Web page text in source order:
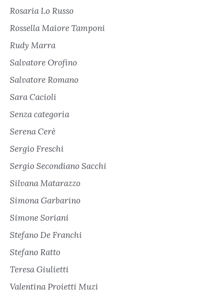
Rosaria Lo Russo
Rossella Maiore Tamponi
Rudy Marra
Salvatore Orofino
Salvatore Romano
Sara Cacioli
Senza categoria
Serena Cerè
Sergio Freschi
Sergio Secondiano Sacchi
Silvana Matarazzo
Simona Garbarino
Simone Soriani
Stefano De Franchi
Stefano Ratto
Teresa Giulietti
Valentina Proietti Muzi